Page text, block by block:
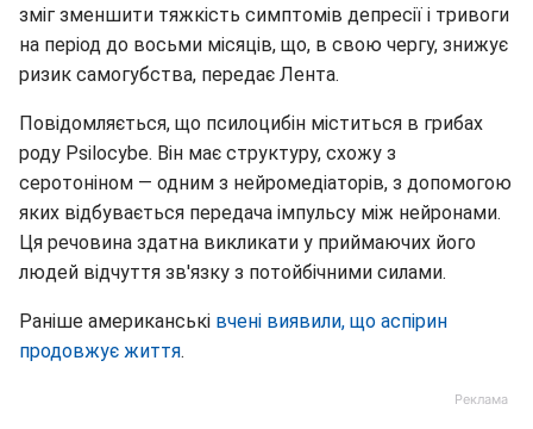
зміг зменшити тяжкість симптомів депресії і тривоги
на період до восьми місяців, що, в свою чергу, знижує
ризик самогубства, передає Лента.
Повідомляється, що псилоцибін міститься в грибах
роду Psilocybe. Він має структуру, схожу з
серотоніном — одним з нейромедіаторів, з допомогою
яких відбувається передача імпульсу між нейронами.
Ця речовина здатна викликати у приймаючих його
людей відчуття зв'язку з потойбічними силами.
Раніше американські вчені виявили, що аспірин
продовжує життя.